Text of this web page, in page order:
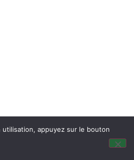
appuyez sur le bouton